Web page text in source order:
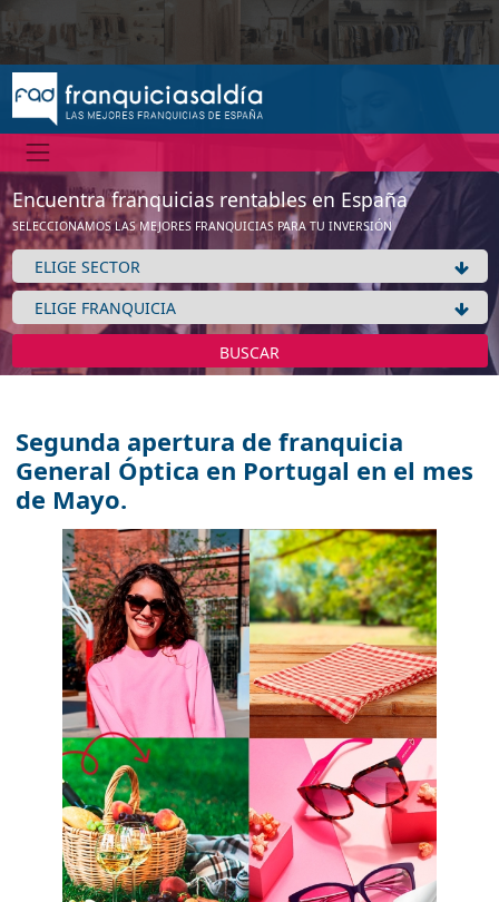
Encuentra franquicias rentables en España
SELECCIONAMOS LAS MEJORES FRANQUICIAS PARA TU INVERSIÓN
BUSCAR
Segunda apertura de franquicia
General Óptica en Portugal en el mes
de Mayo.